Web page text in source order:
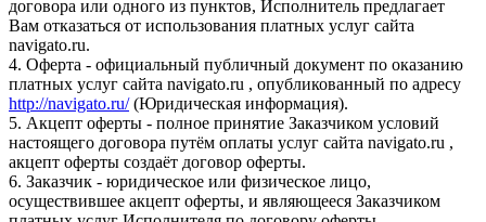
договора или одного из пунктов, Исполнитель предлагает
Вам отказаться от использования платных услуг сайта
navigato.ru.
4. Оферта - официальный публичный документ по оказанию
платных услуг сайта navigato.ru , опубликованный по адресу
http://navigato.ru/(Юридическая информация).
5. Акцепт оферты - полное принятие Заказчиком условий
настоящего договора путём оплаты услуг сайта navigato.ru ,
акцепт оферты создаёт договор оферты.
6. Заказчик - юридическое или физическое лицо,
осуществившее акцепт оферты, и являющееся Заказчиком